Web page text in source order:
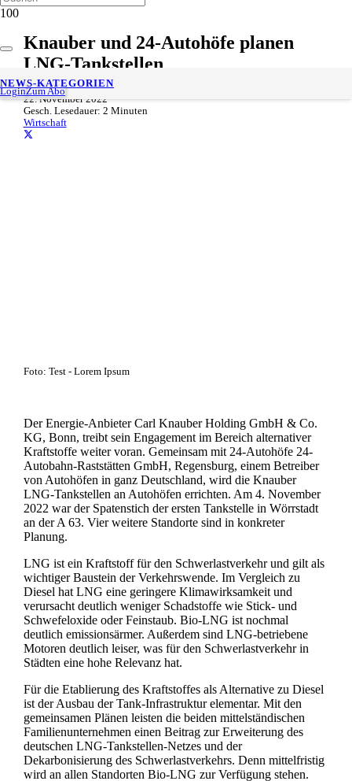
LoginZum Abo
NEWS-KATEGORIEN
Knauber und 24-Autohöfe planen
LNG-Tankstellen
22. November 2022
Gesch. Lesedauer: 2 Minuten
Wirtschaft
Foto: Test - Lorem Ipsum
Der Energie-Anbieter Carl Knauber Holding GmbH & Co.
KG, Bonn, treibt sein Engagement im Bereich alternativer
Kraftstoffe weiter voran. Gemeinsam mit 24-Autohöfe 24-
Autobahn-Raststätten GmbH, Regensburg, einem Betreiber
von Autohöfen in ganz Deutschland, wird die Knauber
LNG-Tankstellen an Autohöfen errichten. Am 4. November
2022 war der Spatenstich der ersten Tankstelle in Wörrstadt
an der A 63. Vier weitere Standorte sind in konkreter
Planung.
LNG ist ein Kraftstoff für den Schwerlastverkehr und gilt als
wichtiger Baustein der Verkehrswende. Im Vergleich zu
Diesel hat LNG eine geringere Klimawirksamkeit und
verursacht deutlich weniger Schadstoffe wie Stick- und
Schwefeloxide oder Feinstaub. Bio-LNG ist nochmal
deutlich emissionsärmer. Außerdem sind LNG-betriebene
Motoren deutlich leiser, was für den Schwerlastverkehr in
Städten eine hohe Relevanz hat.
Für die Etablierung des Kraftstoffes als Alternative zu Diesel
ist der Ausbau der Tank-Infrastruktur elementar. Mit den
gemeinsamen Plänen leisten die beiden mittelständischen
Familienunternehmen einen Beitrag zur Erweiterung des
deutschen LNG-Tankstellen-Netzes und der
Dekarbonisierung des Schwerlastverkehrs. Denn mittelfristig
wird an allen Standorten Bio-LNG zur Verfügung stehen.